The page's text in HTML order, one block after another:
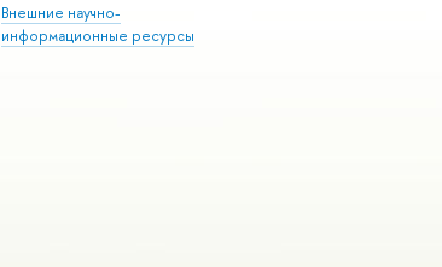
Внешние научно-
информационные ресурсы